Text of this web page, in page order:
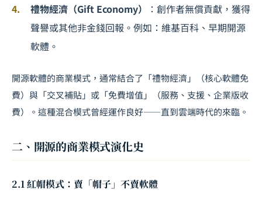
禮物經濟（Gift Economy）
：創作者無償貢獻，獲得
聲譽或其他非金錢回報。例如：維基百科、早期開源
軟體。
開源軟體的商業模式，通常結合了「禮物經濟」（核心軟體免
費）與「交叉補貼」或「免費增值」（服務、支援、企業版收
費）。這種混合模式曾經運作良好——直到雲端時代的來臨。
二、開源的商業模式演化史
2.1 紅帽模式：賣「帽子」不賣軟體